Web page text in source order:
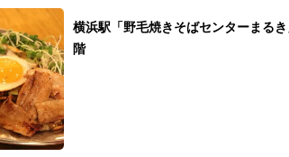
横浜駅「野毛焼きそばセンターまる
階